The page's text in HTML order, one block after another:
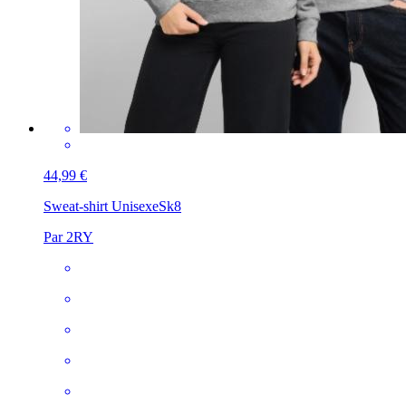
44,99 €
Sweat-shirt UnisexeSk8
Par 2RY